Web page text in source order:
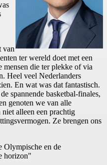
van
ter wereld doet met een
die ter plekke of via
Heel veel Nederlanders
En wat was dat fantastisch.
spannende basketbal-finales,
genoten we van alle
niet alleen een prachtig
Ze brengen ons
Olympische en de
horizon"